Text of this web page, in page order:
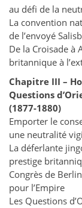
au défi de la
La convention
de l’envoyé
De la Croisade à
britannique à
Chapitre III –
Questions
(1877-1880)
Emporter le
une neutralité
La déferlante
prestige
Congrès de
pour l’Empire
Les Questions